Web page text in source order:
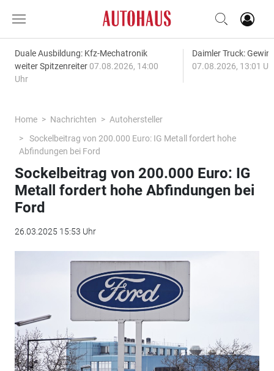
Duale Ausbildung: Kfz-Mechatronik
weiter Spitzenreiter 07.08.2026, 14:00
Uhr
Daimler Truck:
07.08.2026, 13:01
Home Nachrichten
Autohersteller
Sockelbeitrag von 200.000 Euro: IG Metall fordert hohe
Abfindungen bei Ford
Sockelbeitrag von 200.000 Euro: IG
Metall fordert hohe Abfindungen bei
Ford
26.03.2025 15:53 Uhr